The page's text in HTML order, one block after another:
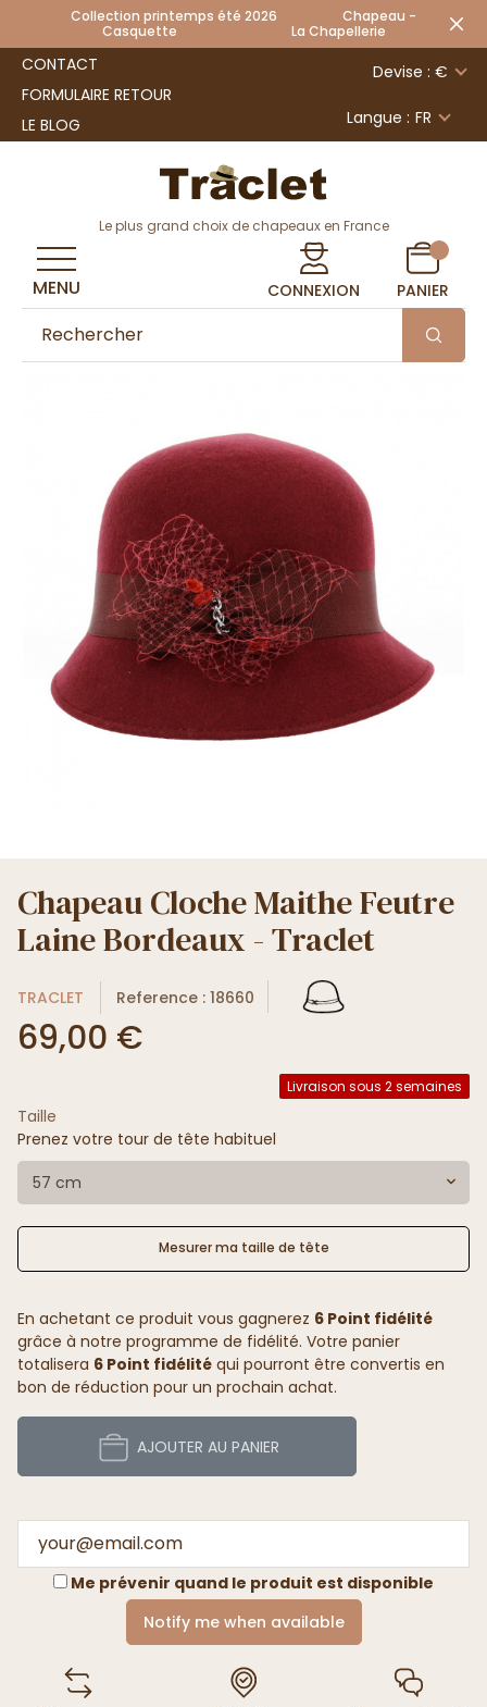
Collection printemps été 2026 Chapeau -
Casquette La Chapellerie
CONTACT
FORMULAIRE RETOUR
LE BLOG
Devise : €
Langue : FR
Le plus grand choix de chapeaux en France
CONNEXION PANIER
MENU
Chapeau Cloche Maithe Feutre
Laine Bordeaux - Traclet
TRACLET Reference : 18660
69,00 €
Livraison sous 2 semaines
Taille
Prenez votre tour de tête habituel
57 cm
Mesurer ma taille de tête
En achetant ce produit vous gagnerez 6 Point fidélité
grâce à notre programme de fidélité. Votre panier
totalisera 6 Point fidélité qui pourront être convertis en
bon de réduction pour un prochain achat.
AJOUTER AU PANIER
Me prévenir quand le produit est disponible
Notify me when available